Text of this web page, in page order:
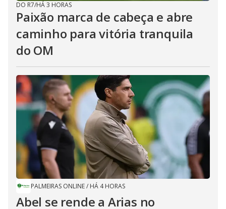
DO R7/HÁ 3 HORAS
Paixão marca de cabeça e abre
caminho para vitória tranquila
do OM
PALMEIRAS ONLINE/ HÁ 4 HORAS
Abel se rende a Arias no